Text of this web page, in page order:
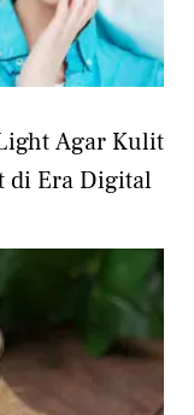
Agar Kulit
di Era Digital